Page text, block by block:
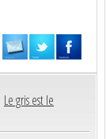
Le gris est le